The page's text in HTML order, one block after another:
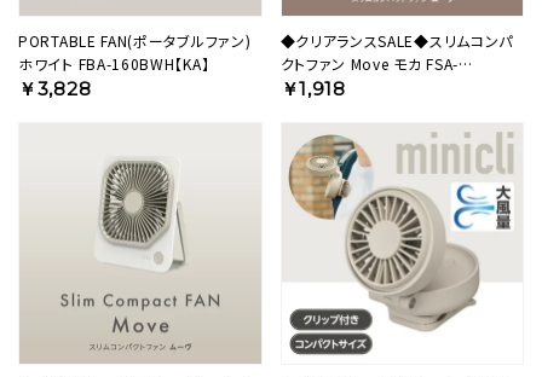
PORTABLE FAN(ポータブルファン)
ホワイト FBA-160BWH【KA】
￥3,828
◆クリアランスSALE◆スリムコンパ
クトファン Move モカ FSA-
1012BMC【KA】
￥1,918